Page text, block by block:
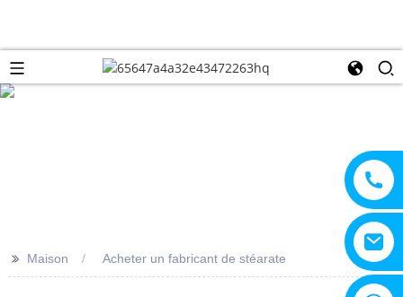
>> Maison Acheter un fabricant de stéarate